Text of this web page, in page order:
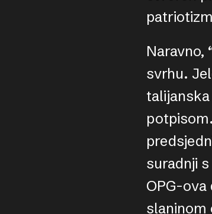
Naravno,
svrhu.
suradnji
OPG-ova
slaninom